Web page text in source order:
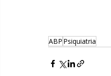
ABP Psiquiatria